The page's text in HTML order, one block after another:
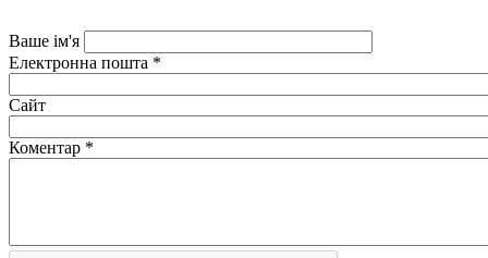
Ваше ім'я
Електронна пошта *
Сайт
Коментар *